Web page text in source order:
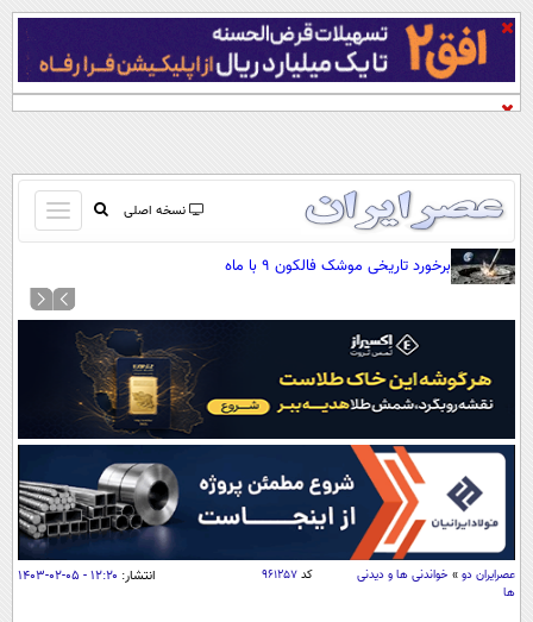
نسخه اصلی
باز
و
کردن
صفحه اول
نظرسنجی
آب و هوا
اوقات شرعی
پیوند ها
سواد زندگی
اقتصاد
برخورد تاریخی موشک فالکون ۹ با ماه
عصرايران دو » خواندنی ها و دیدنی
ها
کد ۹۶۱۲۵۷ انتشار: ۱۲:۲۰ - ۰۵-۰۲-۱۴۰۳